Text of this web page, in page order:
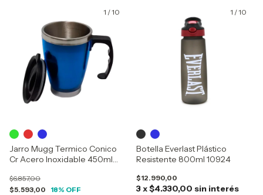
1 /10
Jarro Mugg Termico Conico
Cr Acero Inoxidable 450ml
$5.593,00
$6.857,00
18% OFF
1 /10
Botella Everlast Plástico
Resistente 800ml 10924
$12.990,00
3x$4.330,00 sin interés